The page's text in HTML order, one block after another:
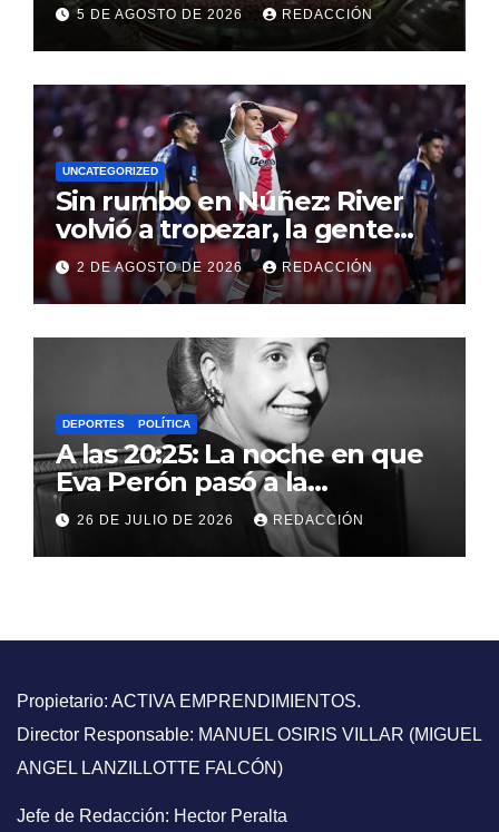
directiva que puso a River en
la elite mundial
5 DE AGOSTO DE 2026 REDACCIÓN
UNCATEGORIZED
Sin rumbo en Núñez: River
volvió a tropezar, la gente
perdió la paciencia y las
alarmas se encienden en el
Monumental
2 DE AGOSTO DE 2026 REDACCIÓN
DEPORTES POLÍTICA
A las 20:25: La noche en que
Eva Perón pasó a la
inmortalidad y nació el mito
que conmocionó a la Patria
26 DE JULIO DE 2026 REDACCIÓN
Propietario: ACTIVA EMPRENDIMIENTOS.
Director Responsable: MANUEL OSIRIS VILLAR (MIGUEL
ANGEL LANZILLOTTE FALCÓN)
Jefe de Redacción: Hector Peralta